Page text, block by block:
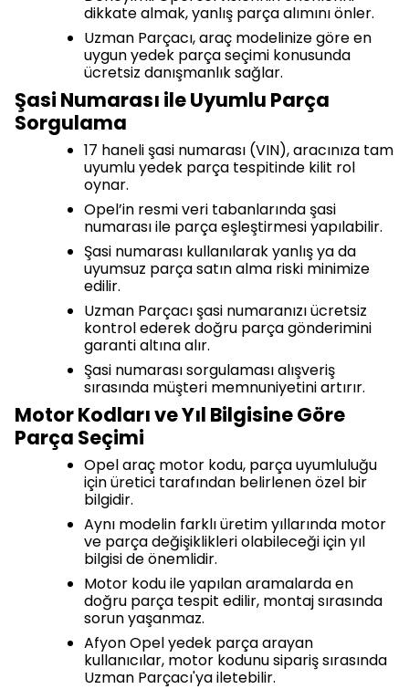
dikkate almak, yanlış parça alımını önler.
Uzman Parçacı, araç modelinize göre en
uygun yedek parça seçimi konusunda
ücretsiz danışmanlık sağlar.
Şasi Numarası ile Uyumlu Parça
Sorgulama
17 haneli şasi numarası (VIN), aracınıza tam
uyumlu yedek parça tespitinde kilit rol
oynar.
Opel’in resmi veri tabanlarında şasi
numarası ile parça eşleştirmesi yapılabilir.
Şasi numarası kullanılarak yanlış ya da
uyumsuz parça satın alma riski minimize
edilir.
Uzman Parçacı şasi numaranızı ücretsiz
kontrol ederek doğru parça gönderimini
garanti altına alır.
Şasi numarası sorgulaması alışveriş
sırasında müşteri memnuniyetini artırır.
Motor Kodları ve Yıl Bilgisine Göre
Parça Seçimi
Opel araç motor kodu, parça uyumluluğu
için üretici tarafından belirlenen özel bir
bilgidir.
Aynı modelin farklı üretim yıllarında motor
ve parça değişiklikleri olabileceği için yıl
bilgisi de önemlidir.
Motor kodu ile yapılan aramalarda en
doğru parça tespit edilir, montaj sırasında
sorun yaşanmaz.
Afyon Opel yedek parça arayan
kullanıcılar, motor kodunu sipariş sırasında
Uzman Parçacı'ya iletebilir.